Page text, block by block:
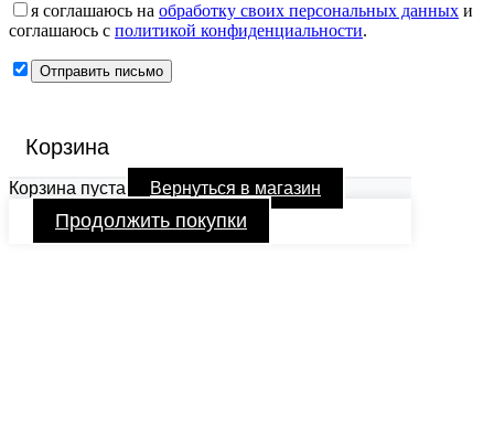
я соглашаюсь на обработку своих персональных данных и
соглашаюсь с политикой конфиденциальности.
Корзина
Корзина пуста Вернуться в магазин
Продолжить покупки